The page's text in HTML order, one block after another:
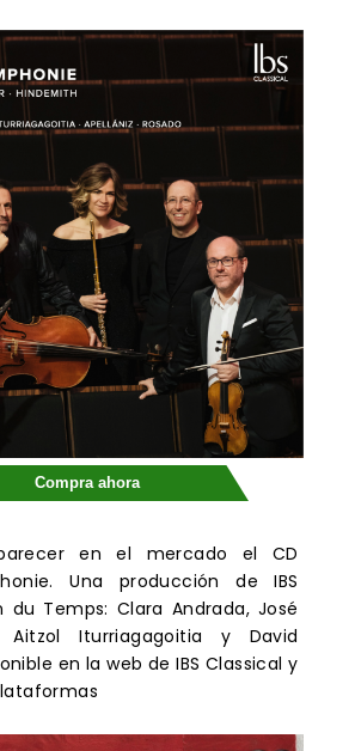
Compra ahora
en el mercado el CD
Una producción de IBS
du Temps: Clara Andrada, José
Aitzol Iturriagagoitia y David
en la web de IBS Classical y